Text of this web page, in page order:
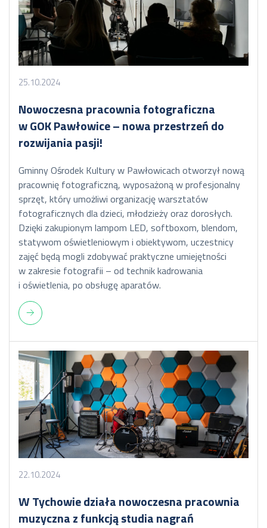
25.10.2024
Nowoczesna pracownia fotograficzna
w GOK Pawłowice – nowa przestrzeń do
rozwijania pasji!
Gminny Ośrodek Kultury w Pawłowicach otworzył nową
pracownię fotograficzną, wyposażoną w profesjonalny
sprzęt, który umożliwi organizację warsztatów
fotograficznych dla dzieci, młodzieży oraz dorosłych.
Dzięki zakupionym lampom LED, softboxom, blendom,
statywom oświetleniowym i obiektywom, uczestnicy
zajęć będą mogli zdobywać praktyczne umiejętności
w zakresie fotografii – od technik kadrowania
i oświetlenia, po obsługę aparatów.
22.10.2024
W Tychowie działa nowoczesna pracownia
muzyczna z funkcją studia nagrań